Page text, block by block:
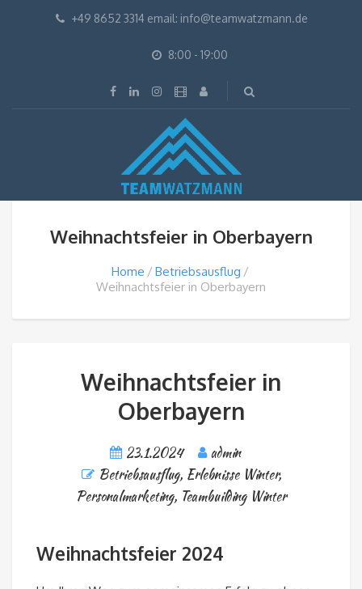
+49 8652 3314 email: info@teamwatzmann.de
8:00 - 19:00
Weihnachtsfeier in Oberbayern
Home
Betriebsausflug
Weihnachtsfeier in Oberbayern
Weihnachtsfeier in
Oberbayern
23.1.2024
admin
Betriebsausflug, Erlebnisse Winter,
Personalmarketing, Teambuilding Winter
Weihnachtsfeier 2024